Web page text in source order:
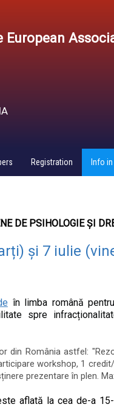
Registration Info
DE PSIHOLOGIE ȘI
și 7 iulie
în limba română
spre
din România astfel:
workshop, 1
prezentare în plen.
aflată la cea de-a